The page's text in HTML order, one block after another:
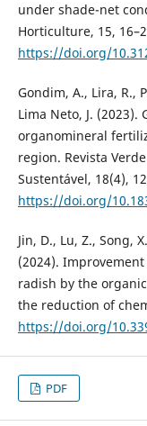
under shade-net
Horticulture, 15,
https://doi.org/
Gondim, A., Lira, R.,
Lima Neto, J.
organomineral
region. Revista
Sustentável, 18(4),
https://doi.org/
Jin, D., Lu, Z., Song,
(2024).
radish by the
the reduction of
https://doi.org/
PDF